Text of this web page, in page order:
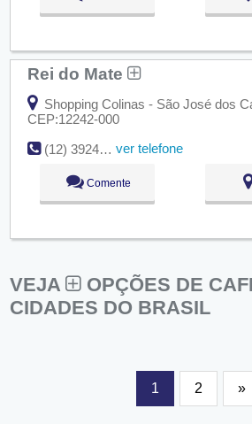
Rei do Mate
Shopping Colinas - São José dos
CEP:12242-000
(12) 3924-4335
ver telefone
Comente
VEJA
OPÇÕES DE
CIDADES DO BRASIL
1 2 »